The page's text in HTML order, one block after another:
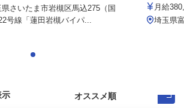
県さいたま市岩槻区馬込275（国
号線「蓮田岩槻バイパ...
月給
埼玉県
示